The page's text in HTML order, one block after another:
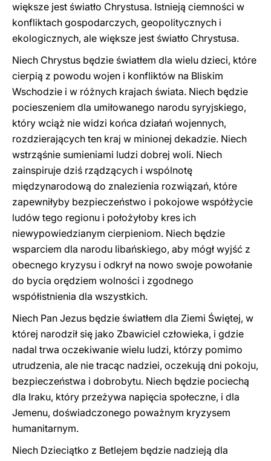
większe jest światło Chrystusa. Istnieją ciemności w
konfliktach gospodarczych, geopolitycznych i
ekologicznych, ale większe jest światło Chrystusa.
Niech Chrystus będzie światłem dla wielu dzieci, które
cierpią z powodu wojen i konfliktów na Bliskim
Wschodzie i w różnych krajach świata. Niech będzie
pocieszeniem dla umiłowanego narodu syryjskiego,
który wciąż nie widzi końca działań wojennych,
rozdzierających ten kraj w minionej dekadzie. Niech
wstrząśnie sumieniami ludzi dobrej woli. Niech
zainspiruje dziś rządzących i wspólnotę
międzynarodową do znalezienia rozwiązań, które
zapewniłyby bezpieczeństwo i pokojowe współżycie
ludów tego regionu i położyłoby kres ich
niewypowiedzianym cierpieniom. Niech będzie
wsparciem dla narodu libańskiego, aby mógł wyjść z
obecnego kryzysu i odkrył na nowo swoje powołanie
do bycia orędziem wolności i zgodnego
współistnienia dla wszystkich.
Niech Pan Jezus będzie światłem dla Ziemi Świętej, w
której narodził się jako Zbawiciel człowieka, i gdzie
nadal trwa oczekiwanie wielu ludzi, którzy pomimo
utrudzenia, ale nie tracąc nadziei, oczekują dni pokoju,
bezpieczeństwa i dobrobytu. Niech będzie pociechą
dla Iraku, który przeżywa napięcia społeczne, i dla
Jemenu, doświadczonego poważnym kryzysem
humanitarnym.
Niech Dzieciątko z Betlejem będzie nadzieją dla